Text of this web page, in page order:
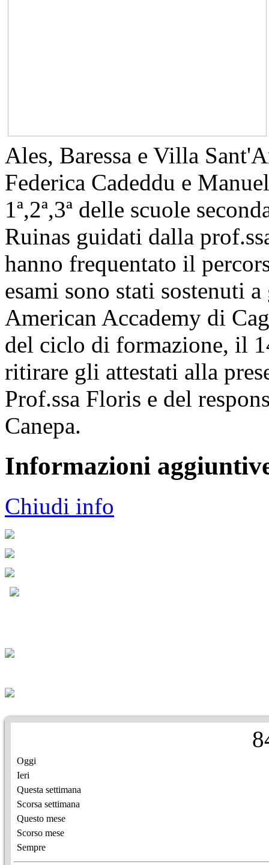
Ales, Baressa e Villa
Federica Cadeddu e
1ª,2ª,3ª delle scuole
Ruinas guidati dalla
hanno frequentato il
esami sono stati sostenuti
American Accademy di
del ciclo di formazione, il
ritirare gli attestati alla
Prof.ssa Floris e del
Canepa.
Informazioni
Chiudi info
8
Oggi
Ieri
Questa settimana
Scorsa settimana
Questo mese
Scorso mese
Sempre